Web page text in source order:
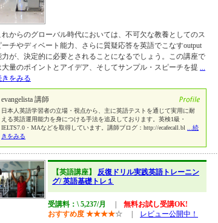
れからのグローバル時代においては、不可欠な教養としてのス
ーチやディベート能力、さらに質疑応答を英語でこなすoutput
力が、決定的に必要とされることになるでしょう。この講座で
大量のポイントとアイデア、そしてサンプル・スピーチを提 ...
きをみる
evangelista 講師
日本人英語学習者の立場・視点から、主に英語テストを通じて実用に耐
える英語運用能力を身につける手法を追及しております。英検1級・
IELTS7.0・MAなどを取得しています。講師ブログ：http://ecafecall.bl
...続
きをみる
【英語講座】 反復ドリル実践英語トレーニン
グ/ 英語基礎トレ１
受講料：\ 5,237/月
無料お試し受講OK!
おすすめ度 ★★★★☆ レビュー公開中！